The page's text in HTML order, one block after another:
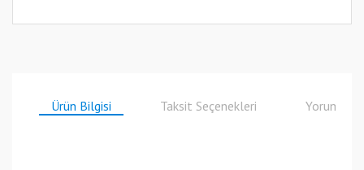
Ürün Bilgisi Taksit Seçenekleri Yorumlar